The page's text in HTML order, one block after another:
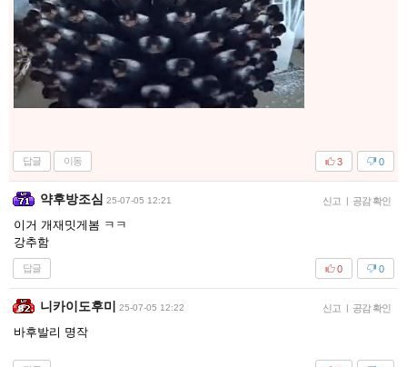
답글 이동 0
3
약후방조심 25-07-05 12:21 신고 | 공감 확인
이거 개재밋게봄 ㅋㅋ
강추함
답글 0
0
니카이도후미 25-07-05 12:22 신고 | 공감 확인
바후발리 명작